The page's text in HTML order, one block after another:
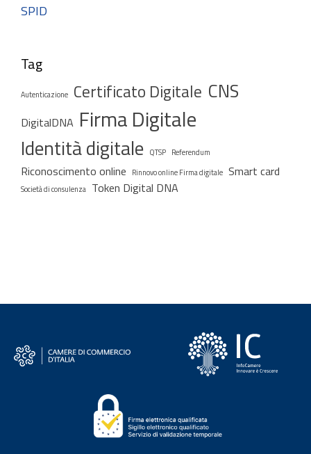
SPID
Tag
Autenticazione Certificato Digitale CNS
DigitalDNA Firma Digitale
Identità digitale QTSP Referendum
Riconoscimento online Rinnovo online Firma digitale Smart card
Società di consulenza Token Digital DNA